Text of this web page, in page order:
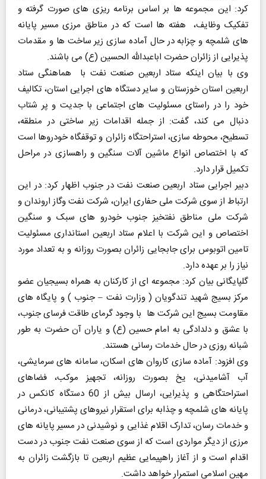
کرد: این مجموعه ها بر اساس برنامه ریزی های صورت گرفته و
تفکیک وظایف، هفته ها است که در مناطق مرزی مسیر پایانه
های شلمچه و چزابه در حال آماده سازی زیر ساخت ها و مقدمات
پذیرایی از زائران حضرت اباعبدالله الحسین (ع) می باشند.
وی با بیان اینکه ستاد اربعین صنعت نفت با هماهنگی ستاد
اربعین استان خوزستان و سایر دستگاه های اجرایی استان، تکالیف
خود را در راستای مسئولیت های اجتماعی با جدیت و پر شتاب
دنبال می کند، گفت: از جمله اقدامات زیر ساختی در منطقه،
تسطیح، محوطه سازی، استراحتگاه زائران و توقفگاه خودروها است
که با اختصاص انواع ماشین آلات سنگین و راهسازی در مراحل
تکمیل قرار دارد.
دبیر اجرایی ستاد اربعین صنعت نفت در جنوب اظهار کرد: در این
ارتباط از سوی شرکت ملی حفاری ایران، شرکت نفت وگاز اروندان و
شرکت ملی مناطق نفتخیز جنوب خودرو های سبک و سنگین
اختصاص و این شرکت با اعلام ستاد اربعین استانداری مسئولیت
تامین اتوبوس برای جابجایی زائران بصورت روزانه و به تعداد مورد
نیاز را بر عهده دارد.
گلپایگانی بیان کرد: مجموعه ای از کارکنان به همراه بسیجیان عضو
مرکز بسیج شهید تندگویان ( وزارت نفت – جنوب ) و پایگاه های
مقاومت بسیج این شرکت ها با وجود گرمای طاقت فرسای جنوب،
با عشق و دلدادگی به امام حسین (ع) و یاران آن حضرت به طور
شبانه روزی در حال خدمات رسانی هستند.
وی افزود: آماده سازی کاروان های اسکان، سامانه های سرمایشی،
آب آشامیدنی، یخ بصورت روزانه، تجهیز موکب، فضاهای
استراحتگاهی و پذیرایی، ارسال بیش از 60 دستگاه کانکس در
پایانه های شلمچه و چذابه برای استقرار نیروهای پشتیبانی، درمانی
و خدمات رسان، تدارک اقلام غذایی و نوشیدنی در مسیر پایانه های
مرزی از دیگر مواردی است که از سوی صنعت نفت جنوب در دست
اقدام است و از آغاز راهپیمایی عظیم اربعین تا بازگشت زائران به
مهین اسلامی استمرار خواهد داشت.